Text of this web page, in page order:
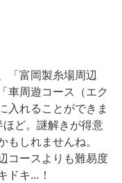
「富岡製糸場周辺
車周遊コース（エク
入れることができま
ど。謎解きが得意
しれませんね。
コースよりも難易度
ドキ…！